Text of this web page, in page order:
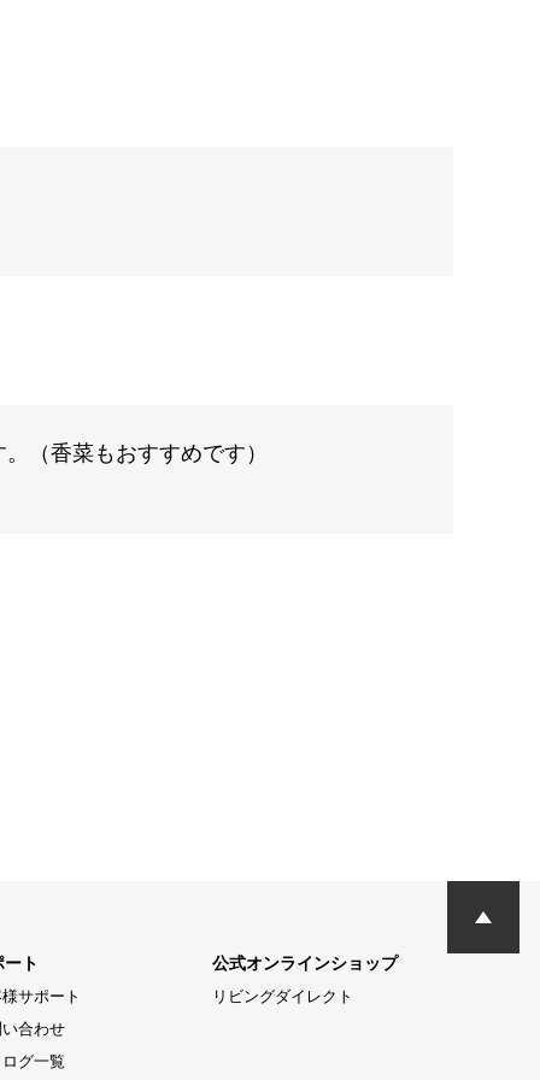
（香菜もおすすめです）
ート
サポート
合わせ
グ一覧
公式オンラインショップ
リビングダイレクト